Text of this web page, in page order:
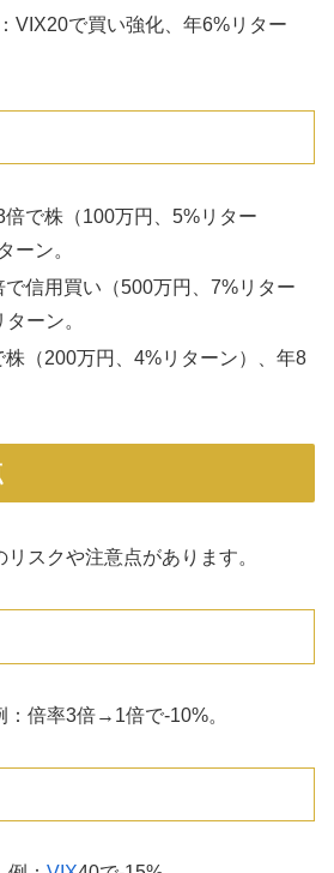
VIX20で買い強化、年6%リター
倍で株（100万円、5%リター
ーン。
で信用買い（500万円、7%リター
ーン。
株（200万円、4%リターン）、年8
スクや注意点があります。
倍率3倍→1倍で-10%。